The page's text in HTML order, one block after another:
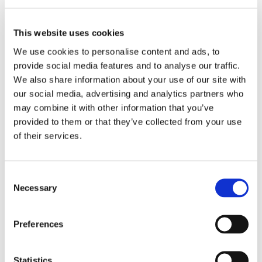
This website uses cookies
We use cookies to personalise content and ads, to
provide social media features and to analyse our traffic.
We also share information about your use of our site with
our social media, advertising and analytics partners who
may combine it with other information that you’ve
provided to them or that they’ve collected from your use
of their services.
Selection
Necessary
Preferences
Statistics
PASSAGERARSJÖFART
Stena Nautica är tillbaka i
Halmstad
PASSAGERARSJÖFART